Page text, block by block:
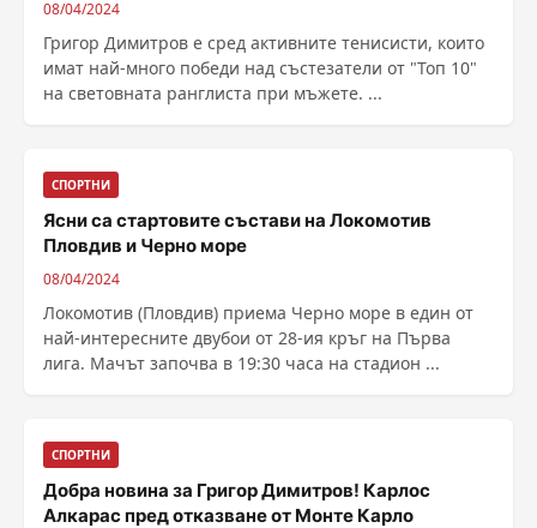
08/04/2024
Григор Димитров е сред активните тенисисти, които
имат най-много победи над състезатели от "Топ 10"
на световната ранглиста при мъжете. ...
СПОРТНИ
Ясни са стартовите състави на Локомотив
Пловдив и Черно море
08/04/2024
Локомотив (Пловдив) приема Черно море в един от
най-интересните двубои от 28-ия кръг на Първа
лига. Мачът започва в 19:30 часа на стадион ...
СПОРТНИ
Добра новина за Григор Димитров! Карлос
Алкарас пред отказване от Монте Карло